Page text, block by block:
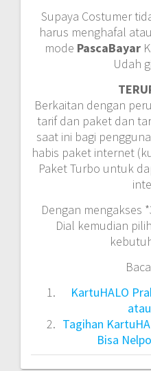
Supaya Costumer
harus menghafal
mode PascaBayar
Udah
Berkaitan dengan
tarif dan paket dan
saat ini bagi
habis paket internet
Paket Turbo untuk
Dengan mengakses
Dial kemudian
KartuHALO
Tagihan
Bisa